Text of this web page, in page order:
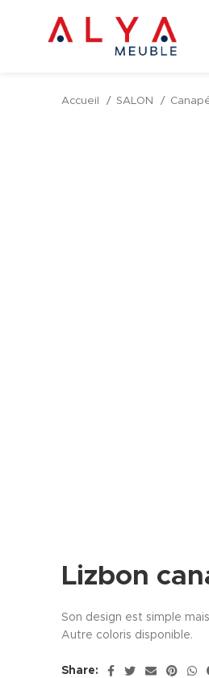
Accueil SALON
Lizbon
Son design est simple
Autre coloris disponible.
Share: